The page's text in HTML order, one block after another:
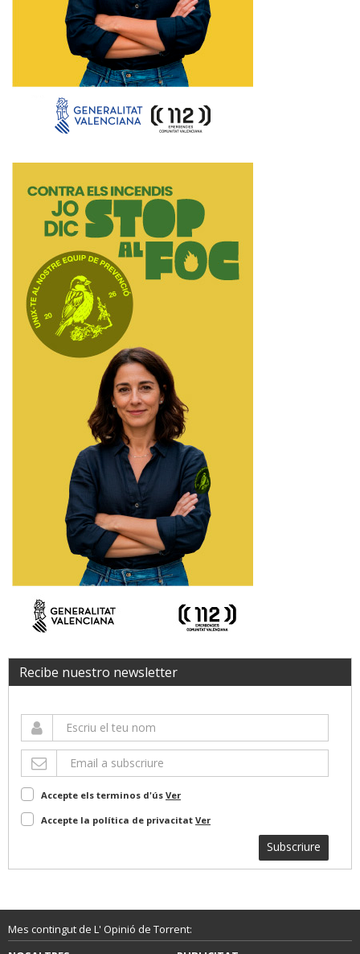
Recibe nuestro newsletter
Accepte els terminos d'ús Ver
Accepte la política de privacitat Ver
Subscriure
Mes contingut de L' Opinió de Torrent: